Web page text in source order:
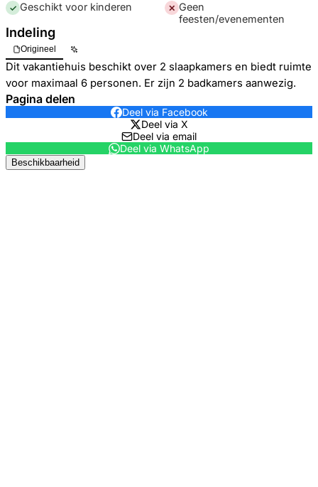
✓ Geschikt voor kinderen ✕ Geen
feesten/evenementen
Indeling
Origineel
Dit vakantiehuis beschikt over 2 slaapkamers en biedt ruimte
voor maximaal 6 personen. Er zijn 2 badkamers aanwezig.
Pagina delen
Deel via Facebook
Deel via X
Deel via email
Deel via WhatsApp
Beschikbaarheid